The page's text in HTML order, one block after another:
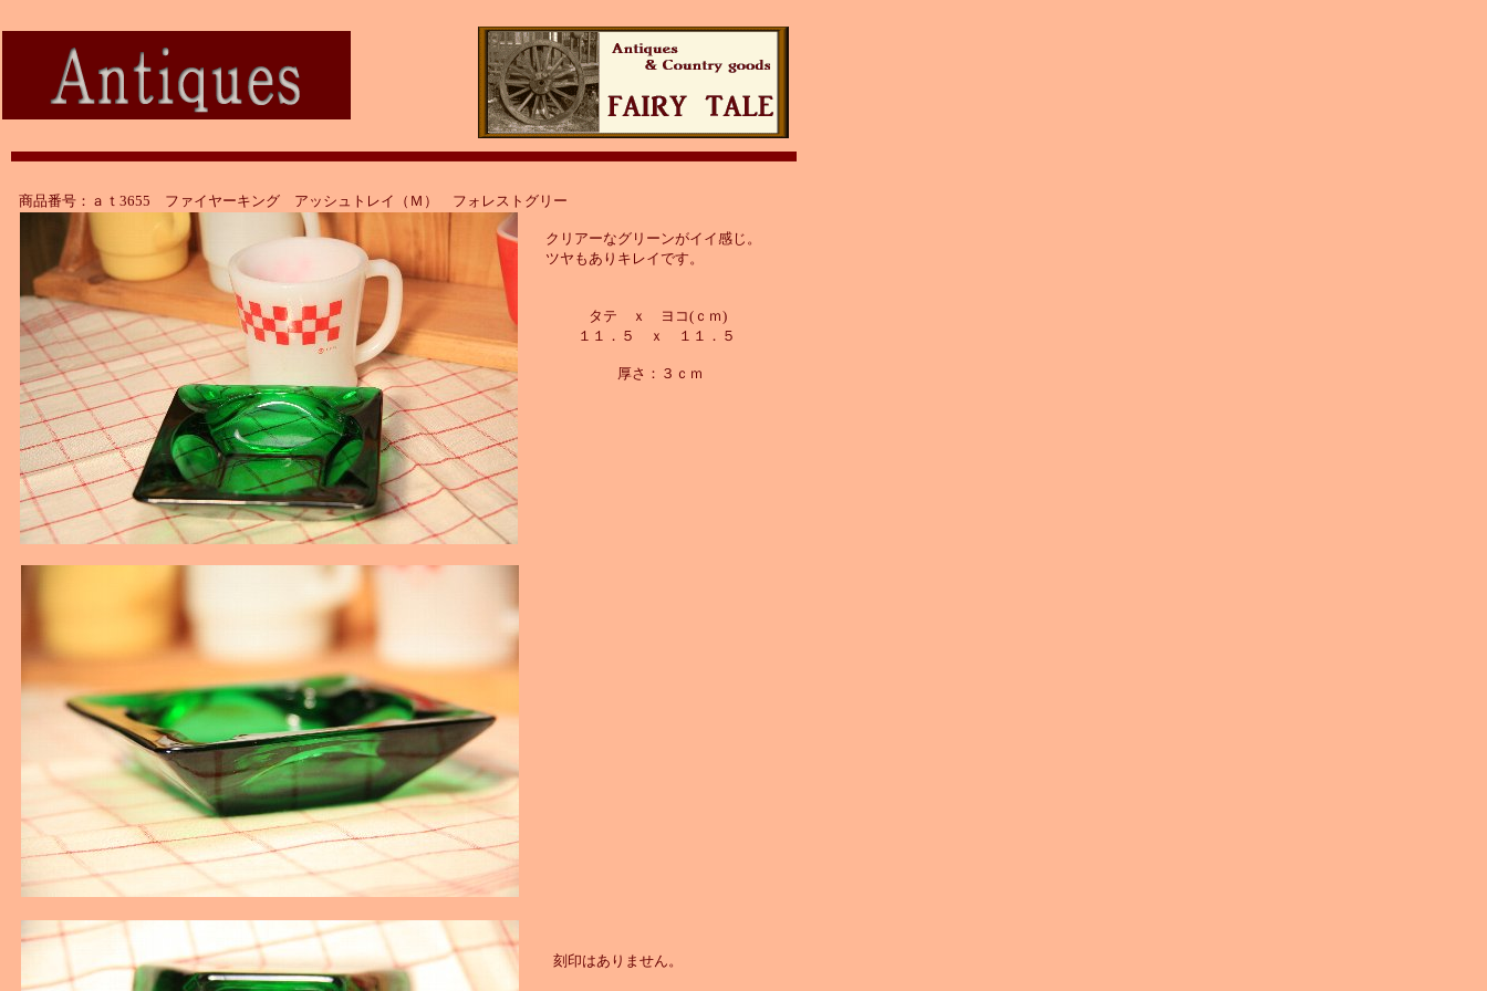
クリアーなグリーンがイイ感じ。
ツヤもありキレイです。
タテ ｘ ヨコ(ｃｍ)
１１．５ ｘ １１．５
厚さ：３ｃｍ
商品番号：ａｔ3655 ファイヤーキング アッシュトレイ（Ｍ） フォレストグリー
刻印はありません。